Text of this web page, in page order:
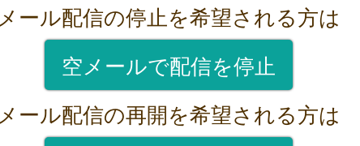
メール配信の停止を希望される方は
空メールで配信を停止
メール配信の再開を希望される方は